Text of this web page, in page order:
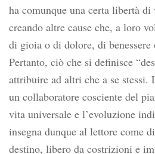
ha comunque una certa libertà
creando altre cause che, a loro
di gioia o di dolore, di benessere
Pertanto, ciò che si definisce
attribuire ad altri che a se stessi.
un collaboratore cosciente del
vita universale e l’evoluzione
insegna dunque al lettore come
destino, libero da costrizioni e